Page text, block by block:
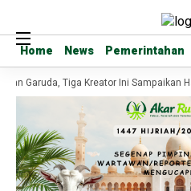
Home News Pemerintahan
Home News Pemerintahan
Garuda, Tiga Kreator Ini Sampaikan